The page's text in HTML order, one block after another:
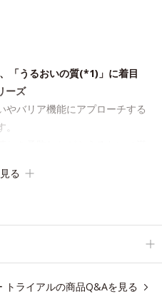
「うるおいの質(*1)」に着目
ーズ
やバリア機能にアプローチする
肌荒れ防止有効成分として、
ーチ成分「MCアクティベー
る
トライアルの商品Q&Aを見る